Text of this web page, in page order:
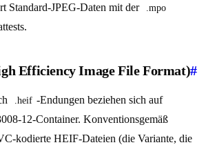
Standard-JPEG-Daten mit der
.mpo
Efficiency Image File Format)#
.heif -Endungen beziehen sich auf
12-Container. Konventionsgemäß
kodierte HEIF-Dateien (die Variante, die